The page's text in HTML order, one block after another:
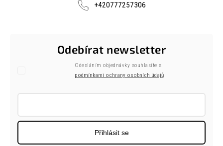
+420777257306
Odebírat newsletter
Odesláním objednávky souhlasíte s
podmínkami ochrany osobních údajů
Přihlásit se